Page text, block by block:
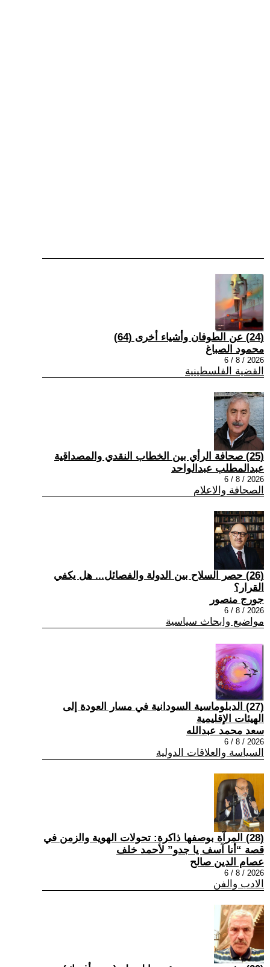
(24) عن الطوفان وأشياء أخرى (64)
محمود الصباغ
2026 / 8 / 6
القضية الفلسطينية
(25) صحافة الرأي بين الخطاب النقدي والمصداقية
عبدالمطلب عبدالواحد
2026 / 8 / 6
الصحافة والاعلام
(26) حصر السلاح بين الدولة والفصائل... هل يكفي
القرار؟
جورج منصور
2026 / 8 / 6
مواضيع وابحاث سياسية
(27) الدبلوماسية السودانية في مسار العودة إلى
الهيئات الإقليمية
سعد محمد عبدالله
2026 / 8 / 6
السياسة والعلاقات الدولية
(28) المرآة بوصفها ذاكرة: تحولات الهوية والزمن في
قصة “أنا آسف يا جدو” لأحمد خلف
عصام الدين صالح
2026 / 8 / 6
الادب والفن